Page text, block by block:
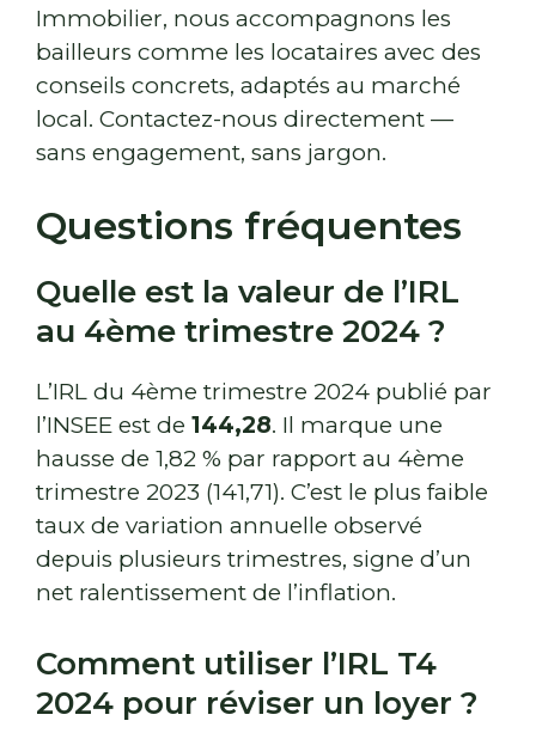
Immobilier, nous accompagnons les
bailleurs comme les locataires avec des
conseils concrets, adaptés au marché
local. Contactez-nous directement —
sans engagement, sans jargon.
Questions fréquentes
Quelle est la valeur de l’IRL
au 4ème trimestre 2024 ?
L’IRL du 4ème trimestre 2024 publié par
l’INSEE est de 144,28. Il marque une
hausse de 1,82 % par rapport au 4ème
trimestre 2023 (141,71). C’est le plus faible
taux de variation annuelle observé
depuis plusieurs trimestres, signe d’un
net ralentissement de l’inflation.
Comment utiliser l’IRL T4
2024 pour réviser un loyer ?